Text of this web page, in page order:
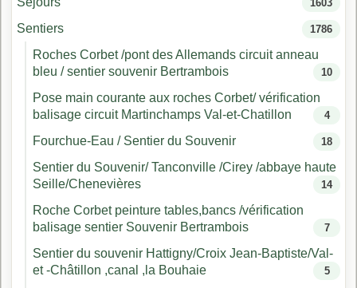
1603
Sentiers 1786
Roches Corbet /pont des Allemands circuit anneau
bleu / sentier souvenir Bertrambois
10
Pose main courante aux roches Corbet/ vérification
balisage circuit Martinchamps Val-et-Chatillon
4
Fourchue-Eau / Sentier du Souvenir 18
Sentier du Souvenir/ Tanconville /Cirey /abbaye haute
Seille/Chenevières
14
Roche Corbet peinture tables,bancs /vérification
balisage sentier Souvenir Bertrambois
7
Sentier du souvenir Hattigny/Croix Jean-Baptiste/Val-
et -Châtillon ,canal ,la Bouhaie
5